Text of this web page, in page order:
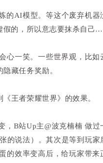
的AI模型。等这个废弃机器
假的，所以意志要抹杀自己
心一笑。一些世界观，比如
藏任务奖励。
王者荣耀世界》的效果。
B站Up主@波克楠楠 做过
的说法）。其次是等到玩家
的效率变高后，给玩家带来